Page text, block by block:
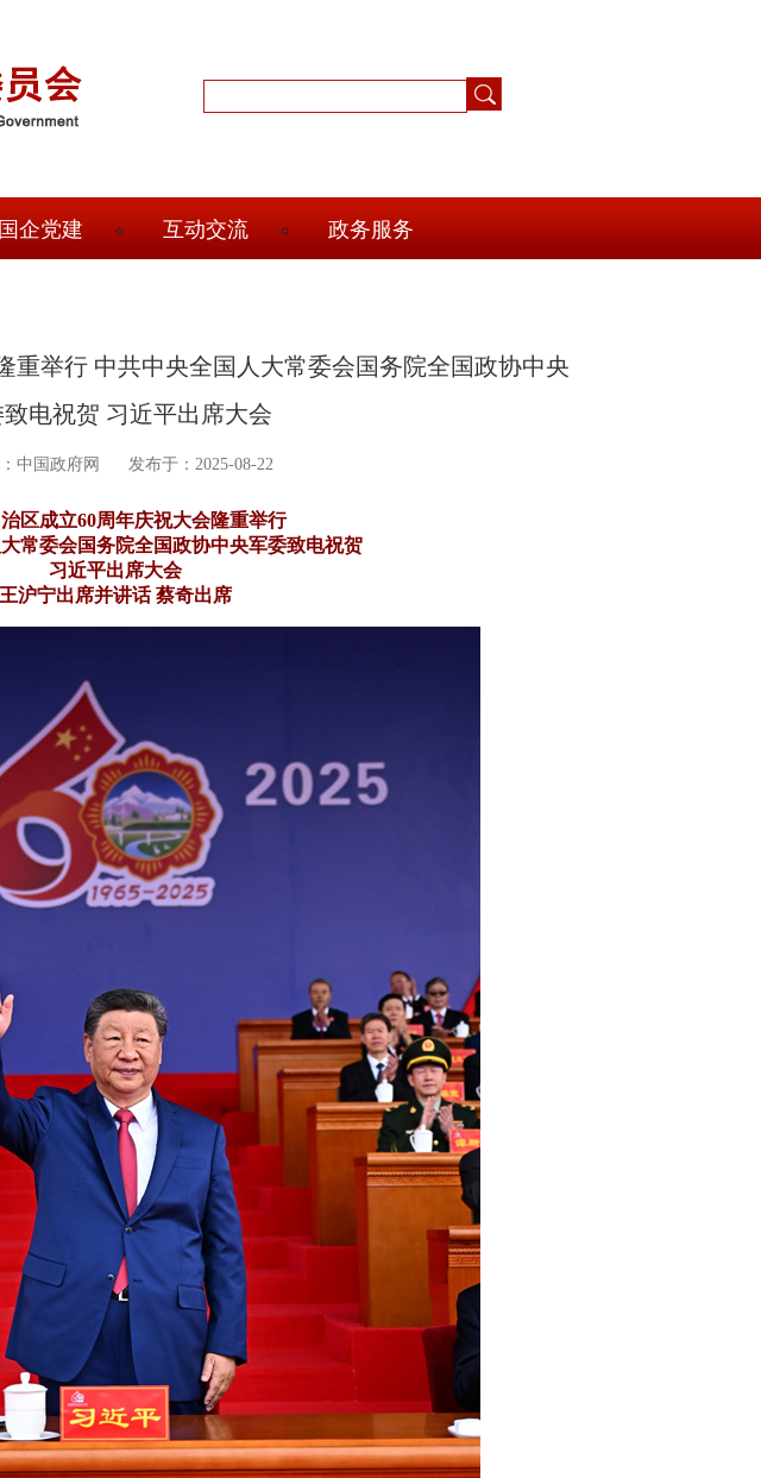
输
息
国企党建 互动交流 政务服务
重举行 中共中央全国人大常委会国务院全国政协中央
电祝贺 习近平出席大会
中国政府网 发布于：2025-08-22
区成立60周年庆祝大会隆重举行
常委会国务院全国政协中央军委致电祝贺
习近平出席大会
王沪宁出席并讲话 蔡奇出席